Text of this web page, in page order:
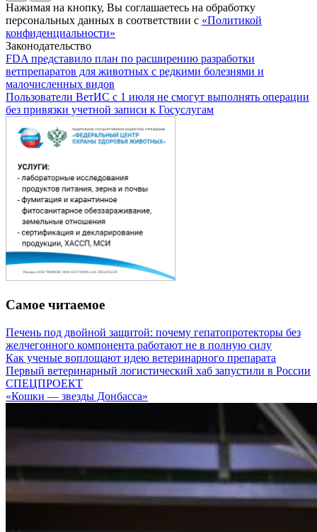
Нажимая на кнопку, Вы соглашаетесь на обработку
персональных данных в соответствии с «Политикой
конфиденциальности»
Законодательство
FDA представило план по расширению разработки
ветпрепаратов для животных с редкими болезнями и
малочисленных видов
Пользователи ВетИС с 1 июля не смогут выполнять операции
без привязки учетной записи к Госуслугам
Самое читаемое
Печень под двойной защитой: почему гепатопротекторы без
желчегонного компонента работают не в полную силу
Как ученые воплощают идею ветеринарного препарата
Первый ветеринарный логистический хаб запустили в России
СПЕЦПРОЕКТ
«Кошки — звезды Донбасса»